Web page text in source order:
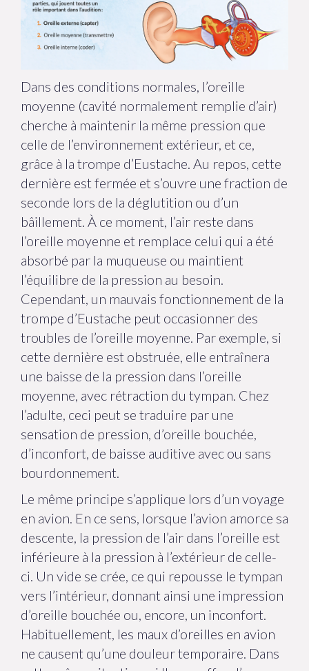
Dans des conditions normales, l’oreille
moyenne (cavité normalement remplie d’air)
cherche à maintenir la même pression que
celle de l’environnement extérieur, et ce,
grâce à la trompe d’Eustache. Au repos, cette
dernière est fermée et s’ouvre une fraction de
seconde lors de la déglutition ou d’un
bâillement. À ce moment, l’air reste dans
l’oreille moyenne et remplace celui qui a été
absorbé par la muqueuse ou maintient
l’équilibre de la pression au besoin.
Cependant, un mauvais fonctionnement de la
trompe d’Eustache peut occasionner des
troubles de l’oreille moyenne. Par exemple, si
cette dernière est obstruée, elle entraînera
une baisse de la pression dans l’oreille
moyenne, avec rétraction du tympan. Chez
l’adulte, ceci peut se traduire par une
sensation de pression, d’oreille bouchée,
d’inconfort, de baisse auditive avec ou sans
bourdonnement.
Le même principe s’applique lors d’un voyage
en avion. En ce sens, lorsque l’avion amorce sa
descente, la pression de l’air dans l’oreille est
inférieure à la pression à l’extérieur de celle-
ci. Un vide se crée, ce qui repousse le tympan
vers l’intérieur, donnant ainsi une impression
d’oreille bouchée ou, encore, un inconfort.
Habituellement, les maux d’oreilles en avion
ne causent qu’une douleur temporaire. Dans